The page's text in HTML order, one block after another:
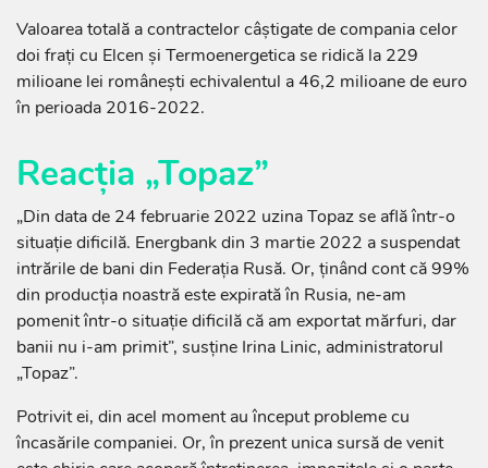
Valoarea totală a contractelor câștigate de compania celor
doi frați cu Elcen și Termoenergetica se ridică la 229
milioane lei românești echivalentul a 46,2 milioane de euro
în perioada 2016-2022.
Reacția „Topaz”
„Din data de 24 februarie 2022 uzina Topaz se află într-o
situație dificilă. Energbank din 3 martie 2022 a suspendat
intrările de bani din Federația Rusă. Or, ținând cont că 99%
din producția noastră este expirată în Rusia, ne-am
pomenit într-o situație dificilă că am exportat mărfuri, dar
banii nu i-am primit”, susține Irina Linic, administratorul
„Topaz”.
Potrivit ei, din acel moment au început probleme cu
încasările companiei. Or, în prezent unica sursă de venit